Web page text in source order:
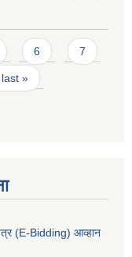
6 7
last »
(E-Bidding) आव्हान